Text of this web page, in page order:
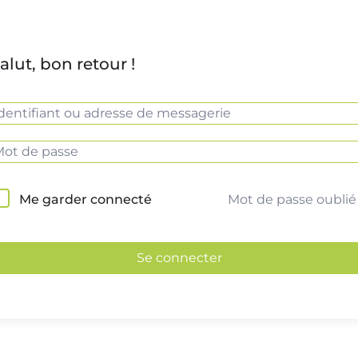
bon retour !
Me garder connecté Mot de passe oublié
Se connecter